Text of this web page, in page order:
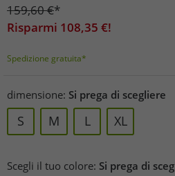
159,60€*
Risparmi 108,35 €!
Spedizione gratuita*
dimensione: Si prega di scegliere
S M L XL
Scegli il tuo colore: Si prega di